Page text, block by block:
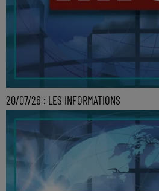
20/07/26 : LES INFORMATIONS